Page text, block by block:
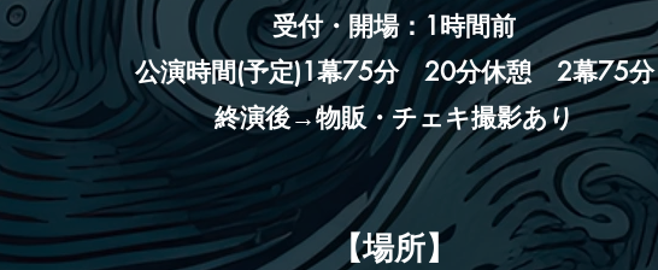
受付・開場：1時間前
​公演時間(予定)1幕75分 20分休憩 2幕75分
終演後​→物販・チェキ撮影あり
【場所】